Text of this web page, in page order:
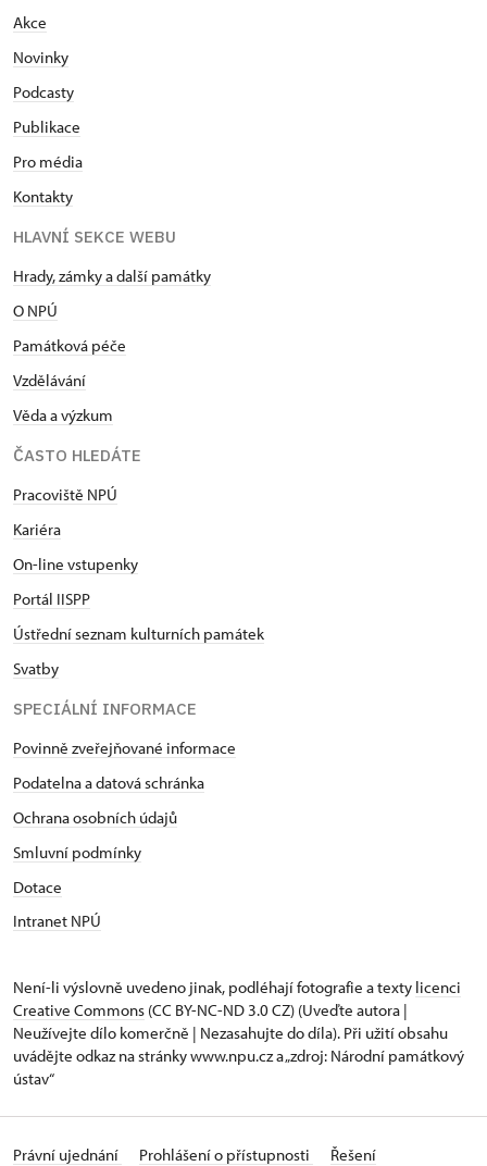
Akce
Novinky
Podcasty
Publikace
Pro média
Kontakty
HLAVNÍ SEKCE WEBU
Hrady, zámky a další památky
O NPÚ
Památková péče
Vzdělávání
Věda a výzkum
ČASTO HLEDÁTE
Pracoviště NPÚ
Kariéra
On-line vstupenky
Portál IISPP
Ústřední seznam kulturních památek
Svatby
SPECIÁLNÍ INFORMACE
Povinně zveřejňované informace
Podatelna a datová schránka
Ochrana osobních údajů
Smluvní podmínky
Dotace
Intranet NPÚ
Není-li výslovně uvedeno jinak, podléhají fotografie a texty licenci
Creative Commons (CC BY-NC-ND 3.0 CZ) (Uveďte autora |
Neužívejte dílo komerčně | Nezasahujte do díla). Při užití obsahu
uvádějte odkaz na stránky www.npu.cz a „zdroj: Národní památkový
ústav“
Právní ujednání Prohlášení o přístupnosti Řešení